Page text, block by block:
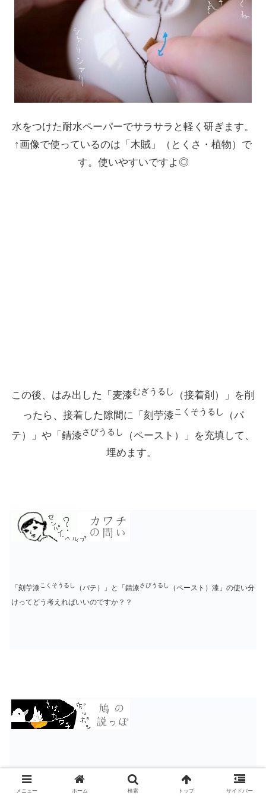
水をつけた耐水ペーパーでサラサラと軽く研ぎます。
↑画像で使っているのは「木賊」（とくさ・植物）で
す。使いやすいですよ◎
この後、はみ出した「麦漆むぎうるし
（接着剤）」を削
ったら、接着した隙間に「刻苧漆こくそうるし
（パ
テ）」や「錆漆さびうるし
（ペースト）」を充填して、
埋めます。
「刻苧漆こくそうるし （パテ）」と「錆漆さびうるし
（ペースト）漆」の使い分
けってどう考えればいいのですか？？
接着箇所にできた隙間の「大きさ」や「深さ」によって作業工程が変わりま
す。
メニュー ホーム 検索 トップ サイドバー